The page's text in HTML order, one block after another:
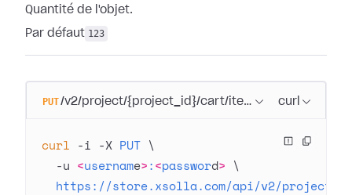
Quantité de l'objet.
Par défaut 123
PUT/v2/project/{project_id}/cart/item/{item_sku}
curl
curl -i -X PUT \
  -u
<username>:<password> \
https://store.xsolla.com/api/v2/project/